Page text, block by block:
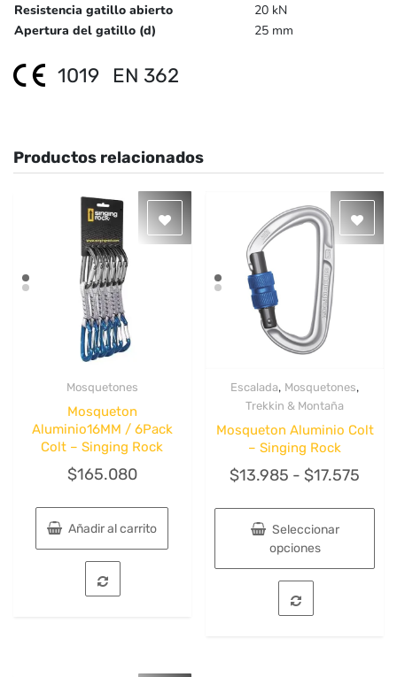
Resistencia gatillo abierto
20 kN
Apertura del gatillo (d)
25 mm
1019 EN 362
Productos relacionados
Mosquetones
Mosqueton
Aluminio16MM / 6Pack
Colt – Singing Rock
$165.080
Añadir al carrito
Quick View
Escalada, Mosquetones,
Trekkin & Montaña
Mosqueton Aluminio Colt
– Singing Rock
$13.985 - $17.575
Seleccionar
opciones
Este
producto
tiene